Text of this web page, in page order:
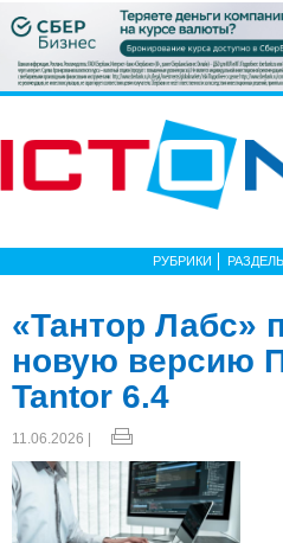
РУБРИКИ
«Тантор Лабс»
новую версию
Tantor 6.4
11.06.2026 |